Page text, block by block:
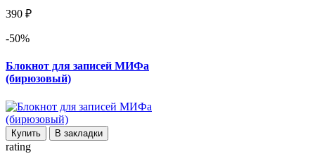
390 ₽
-50%
Блокнот для записей МИФа
(бирюзовый)
Купить В закладки
rating